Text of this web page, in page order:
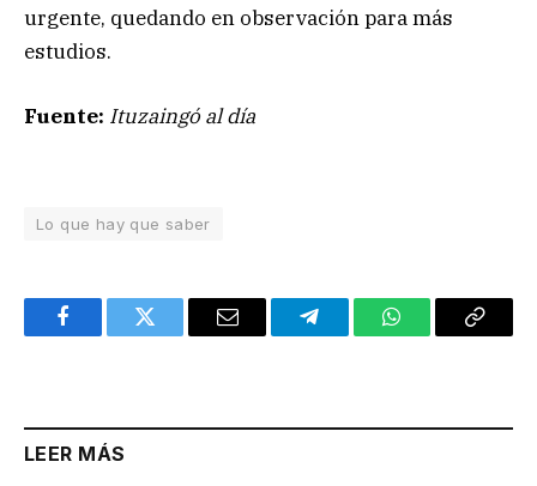
urgente, quedando en observación para más
estudios.
Fuente: Ituzaingó al día
Lo que hay que saber
FacebookTwitter Email TelegramWhatsAppCopy
LEER MÁS